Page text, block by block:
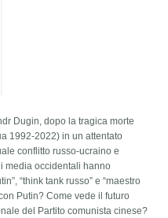
Dugin, dopo la tragica morte
1992-2022) in un attentato
conflitto russo-ucraino e
media occidentali hanno
“think tank russo” e “maestro
Putin? Come vede il futuro
del Partito comunista cinese?